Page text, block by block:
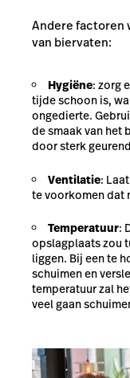
Andere factoren
van biervaten:
Hygiëne: zorg
tijde schoon is,
ongedierte.
de smaak van het
door sterk
Ventilatie:
te voorkomen dat
Temperatuur:
opslagplaats zou
liggen. Bij een te
schuimen en
temperatuur zal
veel gaan